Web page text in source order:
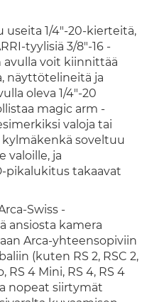
1/4"-20-kierteitä,
tyylisiä 3/8"-16 -
avulla voit kiinnittää
näyttötelineitä ja
oleva 1/4"-20
magic arm -
valoja tai
kylmäkenkä soveltuu
valoille, ja
pikalukitus takaavat
Swiss -
ansiosta kamera
Arca-yhteensopiviin
(kuten RS 2, RSC 2,
RS 4 Mini, RS 4, RS 4
nopeat siirtymät